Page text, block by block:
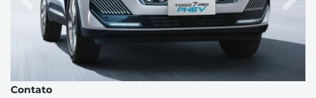
Contato